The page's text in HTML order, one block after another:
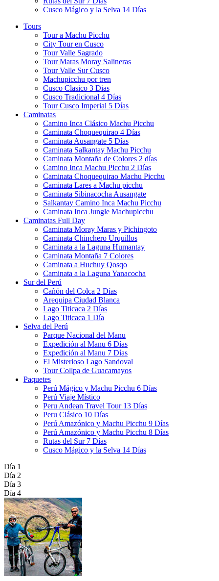
Cusco Mágico y la Selva 14 Días
Tours
Tour a Machu Picchu
City Tour en Cusco
Tour Valle Sagrado
Tour Maras Moray Salineras
Tour Valle Sur Cusco
Machupicchu por tren
Cusco Clasico 3 Dias
Cusco Tradicional 4 Días
Tour Cusco Imperial 5 Días
Caminatas
Camino Inca Clásico Machu Picchu
Caminata Choquequirao 4 Días
Caminata Ausangate 5 Días
Caminata Salkantay Machu Picchu
Caminata Montaña de Colores 2 días
Camino Inca Machu Picchu 2 Días
Caminata Choquequirao Machu Picchu
Caminata Lares a Machu picchu
Caminata Sibinacocha Ausangate
Salkantay Camino Inca Machu Picchu
Caminata Inca Jungle Machupicchu
Caminatas Full Day
Caminata Moray Maras y Pichingoto
Caminata Chinchero Urquillos
Caminata a la Laguna Humantay
Caminata Montaña 7 Colores
Caminata a Huchuy Qosqo
Caminata a la Laguna Yanacocha
Sur del Perú
Cañón del Colca 2 Días
Arequipa Ciudad Blanca
Lago Titicaca 2 Días
Lago Titicaca 1 Día
Selva del Perú
Parque Nacional del Manu
Expedición al Manu 6 Días
Expedición al Manu 7 Días
El Misterioso Lago Sandoval
Tour Collpa de Guacamayos
Paquetes
Perú Mágico y Machu Picchu 6 Días
Perú Viaje Místico
Peru Andean Travel Tour 13 Días
Peru Clásico 10 Días
Perú Amazónico y Machu Picchu 9 Días
Perú Amazónico y Machu Picchu 8 Días
Rutas del Sur 7 Días
Cusco Mágico y la Selva 14 Días
Día 1
Día 2
Día 3
Día 4